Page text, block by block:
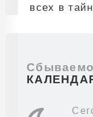
всех в